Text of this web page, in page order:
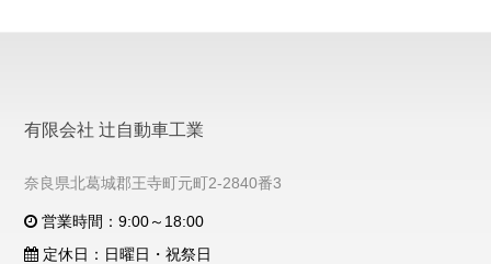
有限会社 辻自動車工業
奈良県北葛城郡王寺町元町2-2840番3
営業時間：9:00～18:00
定休日：日曜日・祝祭日